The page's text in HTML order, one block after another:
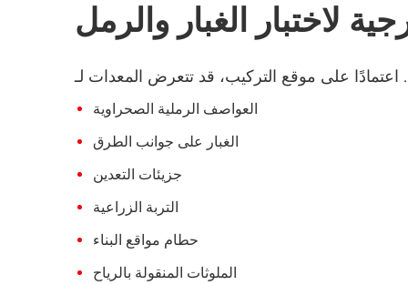
لاختبار الغبار والرمل
العواصف الرملية الصحراوية
الغبار على جوانب الطرق
جزيئات التعدين
التربة الزراعية
حطام مواقع البناء
الملوثات المنقولة بالرياح